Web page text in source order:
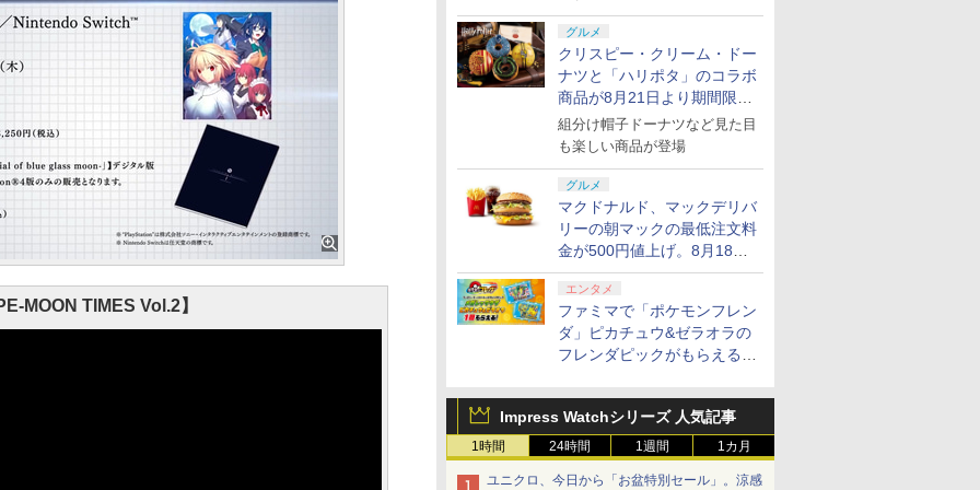
グルメ
クリスピー・クリーム・ドー
ナツと「ハリポタ」のコラボ
商品が8月21日より期間限定
で発売
組分け帽子ドーナツなど見た目
も楽しい商品が登場
グルメ
マクドナルド、マックデリバ
リーの朝マックの最低注文料
金が500円値上げ。8月18日
より1,500円から受付
エンタメ
ファミマで「ポケモンフレン
ダ」ピカチュウ&ゼラオラの
フレンダピックがもらえるキ
Impress Watchシリーズ 人気記事
1時間 24時間 1週間 1カ月
ユニクロ、今日から「お盆特別セール」。涼感
MOON TIMES Vol.2】